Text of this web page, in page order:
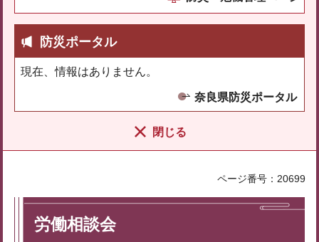
防災ポータル
現在、情報はありません。
奈良県防災ポータル
閉じる
ページ番号：20699
労働相談会